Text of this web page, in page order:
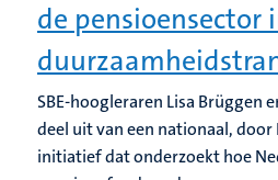
de pensioensector
SBE-hoogleraren Lisa Brüggen
deel uit van een nationaal,
initiatief dat onderzoekt hoe